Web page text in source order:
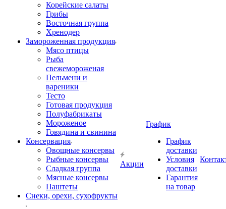
Корейские салаты
Грибы
Восточная группа
Хренодер
Замороженная продукция
Мясо птицы
Рыба
свежемороженая
Пельмени и
вареники
Тесто
Готовая продукция
Полуфабрикаты
Мороженое
Говядина и свинина
Консервация
Овощные консервы
Рыбные консервы
Сладкая группа
Мясные консервы
Паштеты
Снеки, орехи, сухофрукты
Акции
График
График
доставки
Условия
доставки
Гарантия
на товар